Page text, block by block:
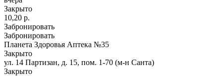
Закрыто
10,20 р.
Забронировать
Забронировать
Планета Здоровья Аптека №35
Закрыто
ул. 14 Партизан, д. 15, пом. 1-70 (м-н Санта)
Закрыто